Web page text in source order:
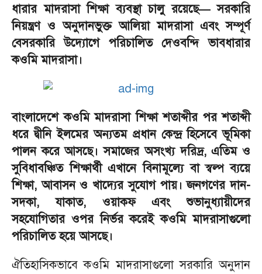
ধারার মাদরাসা শিক্ষা ব্যবস্থা চালু রয়েছে— সরকারি
নিয়ন্ত্রণ ও অনুদানভুক্ত আলিয়া মাদরাসা এবং সম্পূর্ণ
বেসরকারি উদ্যোগে পরিচালিত দেওবন্দি ভাবধারার
কওমি মাদরাসা।
বাংলাদেশে কওমি মাদরাসা শিক্ষা শতাব্দীর পর শতাব্দী
ধরে দ্বীনি ইলমের অন্যতম প্রধান কেন্দ্র হিসেবে ভূমিকা
পালন করে আসছে। সমাজের অসংখ্য দরিদ্র, এতিম ও
সুবিধাবঞ্চিত শিক্ষার্থী এখানে বিনামূল্যে বা স্বল্প ব্যয়ে
শিক্ষা, আবাসন ও খাদ্যের সুযোগ পায়। জনগণের দান-
সদকা, যাকাত, ওয়াকফ এবং শুভানুধ্যায়ীদের
সহযোগিতার ওপর নির্ভর করেই কওমি মাদরাসাগুলো
পরিচালিত হয়ে আসছে।
ঐতিহাসিকভাবে কওমি মাদরাসাগুলো সরকারি অনুদান